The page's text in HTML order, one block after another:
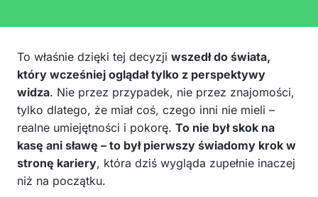
To właśnie dzięki tej decyzji wszedł do świata,
który wcześniej oglądał tylko z perspektywy
widza. Nie przez przypadek, nie przez znajomości,
tylko dlatego, że miał coś, czego inni nie mieli –
realne umiejętności i pokorę. To nie był skok na
kasę ani sławę – to był pierwszy świadomy krok w
stronę kariery, która dziś wygląda zupełnie inaczej
niż na początku.